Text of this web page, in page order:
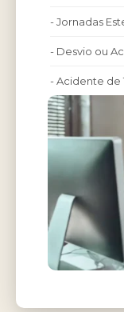
- Jornadas
- Desvio ou
- Acidente de